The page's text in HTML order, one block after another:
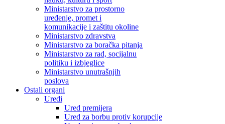
Ministarstvo za prostorno
uređenje, promet i
komunikacije i zaštitu okoline
Ministarstvo zdravstva
Ministarstvo za boračka pitanja
Ministarstvo za rad, socijalnu
politiku i izbjeglice
Ministarstvo unutrašnjih
poslova
Ostali organi
Uredi
Ured premijera
Ured za borbu protiv korupcije